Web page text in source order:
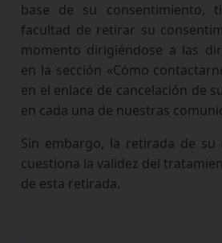
base de su consentimiento,
facultad de retirar su
momento dirigiéndose a las
en la sección «Cómo
en el enlace de cancelación de
en cada una de nuestras
Sin embargo, la retirada de su
cuestiona la validez del
de esta retirada.